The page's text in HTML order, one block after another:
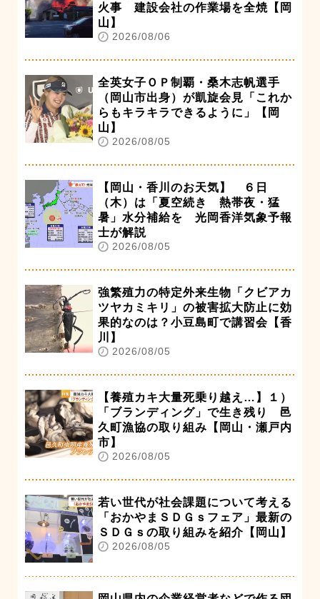
火事 建設会社の作業場を全焼【岡
山】
2026/08/06
全英女子ＯＰ制覇・桑木志帆選手
（岡山市出身）が凱旋会見「これか
らもキラキラできるように」【岡
山】
2026/08/05
【岡山・香川のお天気】 ６日
（木）は「夏空続き 熱帯夜・猛
暑」水分補給を 光岡香洋気象予報
士が解説
2026/08/05
強繁殖力の特定外来生物「クビアカ
ツヤカミキリ」の被害拡大防止に効
果的なのは？小豆島町で講習会【香
川】
2026/08/05
【養殖カキ大量死乗り越え…】１）
「ブランディング」で生き残り 邑
久町漁協の取り組み【岡山・瀬戸内
市】
2026/08/05
若い世代が社会課題について考える
「おかやまＳＤＧｓフェア」最新の
ＳＤＧｓの取り組みを紹介【岡山】
2026/08/05